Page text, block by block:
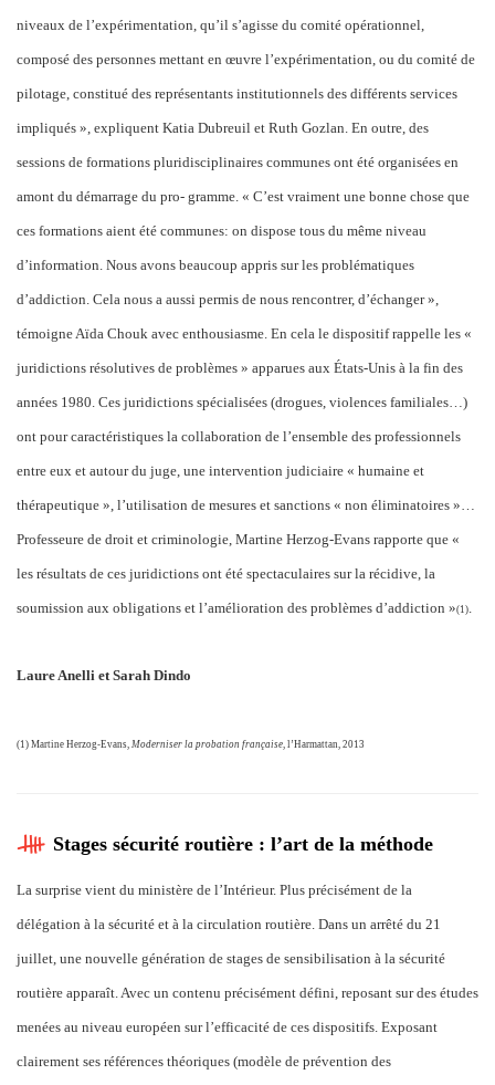
niveaux de l’expérimentation, qu’il s’agisse du comité opérationnel,
composé des personnes mettant en œuvre l’expérimentation, ou du comité de
pilotage, constitué des représentants institutionnels des différents services
impliqués », expliquent Katia Dubreuil et Ruth Gozlan. En outre, des
sessions de formations pluridisciplinaires communes ont été organisées en
amont du démarrage du pro- gramme. « C’est vraiment une bonne chose que
ces formations aient été communes: on dispose tous du même niveau
d’information. Nous avons beaucoup appris sur les problématiques
d’addiction. Cela nous a aussi permis de nous rencontrer, d’échanger »,
témoigne Aïda Chouk avec enthousiasme. En cela le dispositif rappelle les «
juridictions résolutives de problèmes » apparues aux États-Unis à la fin des
années 1980. Ces juridictions spécialisées (drogues, violences familiales…)
ont pour caractéristiques la collaboration de l’ensemble des professionnels
entre eux et autour du juge, une intervention judiciaire « humaine et
thérapeutique », l’utilisation de mesures et sanctions « non éliminatoires »…
Professeure de droit et criminologie, Martine Herzog-Evans rapporte que «
les résultats de ces juridictions ont été spectaculaires sur la récidive, la
soumission aux obligations et l’amélioration des problèmes d’addiction »(1)
Laure Anelli et Sarah Dindo
(1) Martine Herzog-Evans, Moderniser la probation française , l’Harmattan, 2013
Stages sécurité routière : l’art de la méthode
La surprise vient du ministère de l’Intérieur. Plus précisément de la
délégation à la sécurité et à la circulation routière. Dans un arrêté du 21
juillet, une nouvelle génération de stages de sensibilisation à la sécurité
routière apparaît. Avec un contenu précisément défini, reposant sur des études
menées au niveau européen sur l’efficacité de ces dispositifs. Exposant
clairement ses références théoriques (modèle de prévention des